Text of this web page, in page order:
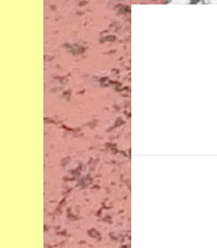
投
稿
ナ
ビ
ゲ
ー
シ